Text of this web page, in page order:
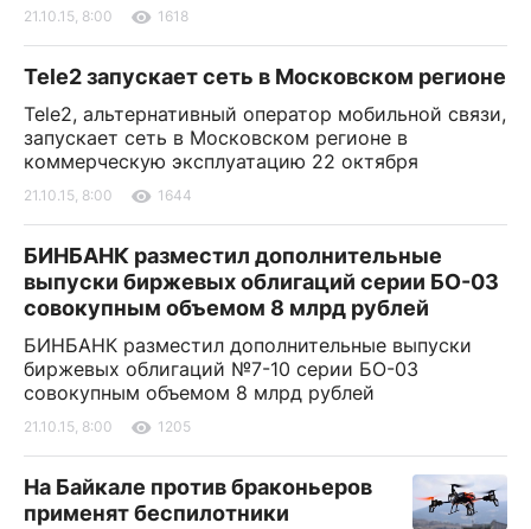
21.10.15, 8:00 1618
Tele2 запускает сеть в Московском регионе
Tele2, альтернативный оператор мобильной связи,
запускает сеть в Московском регионе в
коммерческую эксплуатацию 22 октября
21.10.15, 8:00 1644
БИНБАНК разместил дополнительные
выпуски биржевых облигаций серии БО-03
совокупным объемом 8 млрд рублей
БИНБАНК разместил дополнительные выпуски
биржевых облигаций №7-10 серии БО-03
совокупным объемом 8 млрд рублей
21.10.15, 8:00 1205
На Байкале против браконьеров
применят беспилотники